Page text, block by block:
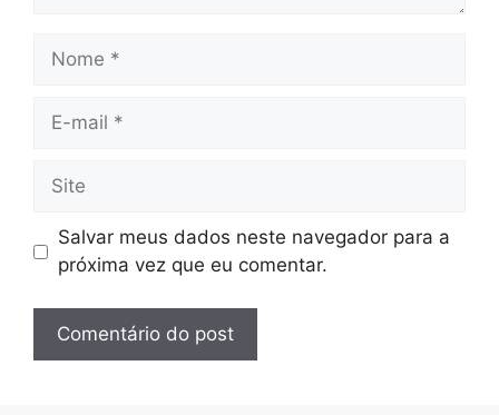
Nome
Site
Salvar meus dados neste navegador para a
próxima vez que eu comentar.